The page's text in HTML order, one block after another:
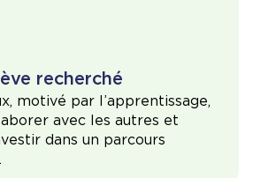
recherché
motivé par l’apprentissage,
avec les autres et
dans un parcours